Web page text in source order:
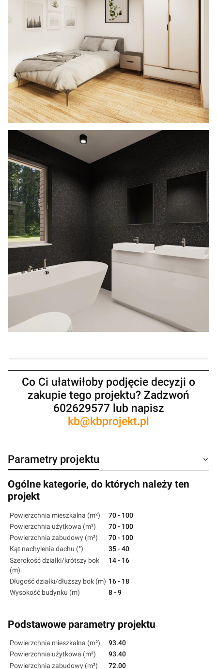
Co Ci ułatwiłoby podjęcie decyzji o
zakupie tego projektu? Zadzwoń
602629577 lub napisz
kb@kbprojekt.pl
Parametry projektu
Ogólne kategorie, do których należy ten
projekt
Powierzchnia mieszkalna (m²)
70 - 100
Powierzchnia użytkowa (m²)
70 - 100
Powierzchnia zabudowy (m²)
70 - 100
Kąt nachylenia dachu (°)
35 - 40
Szerokość działki/krótszy bok
(m)
14 - 16
Długość działki/dłuższy bok (m) 16 - 18
Wysokość budynku (m)
8 - 9
Podstawowe parametry projektu
Powierzchnia mieszkalna (m²)
93.40
Powierzchnia użytkowa (m²)
93.40
Powierzchnia zabudowy (m²)
72.00